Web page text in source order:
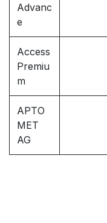
Advanc
e
Access
Premiu
m
APTO
MET
AG